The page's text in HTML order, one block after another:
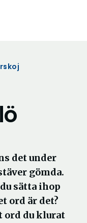
det under
gömda.
sätta ihop
ord är det?
du klurat